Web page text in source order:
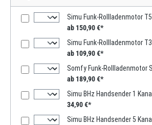
ab 150,90 €*
ab 109,90 €*
ab 189,90 €*
Simu BHz Handsender 1 Kanal
34,90 €*
Simu BHz Handsender 5 Kanal